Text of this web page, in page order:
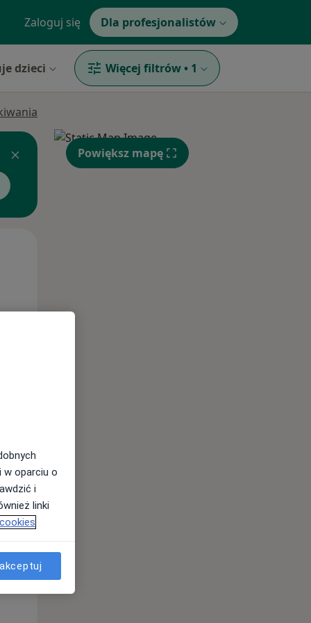
Zaloguj się Dla profesjonalistów
dzieci Więcej filtrów • 1
Wt,
11 Sie
Powiększ mapę
w oparciu o
i
linki